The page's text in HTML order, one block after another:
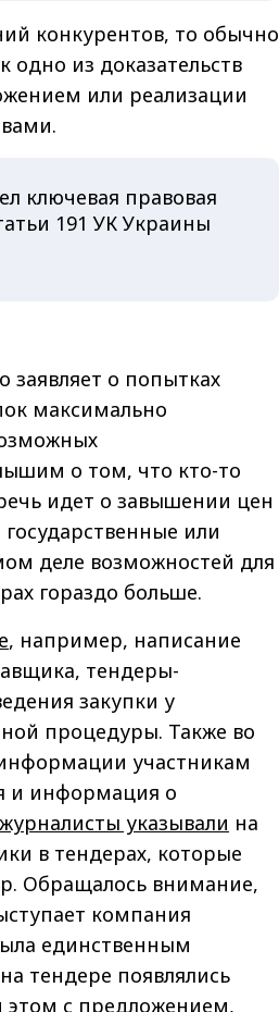
конкурентов, то обычно
одно из доказательств
или реализации
ключевая правовая
191 УК Украины
заявляет о попытках
максимально
о том, что кто-то
идет о завышении цен
или
деле возможностей для
гораздо больше.
, например, написание
тендеры-
закупки у
процедуры. Также во
участникам
и информация о
журналисты указывали на
в тендерах, которые
Обращалось внимание,
компания
единственным
тендере появлялись
этом с предложением,